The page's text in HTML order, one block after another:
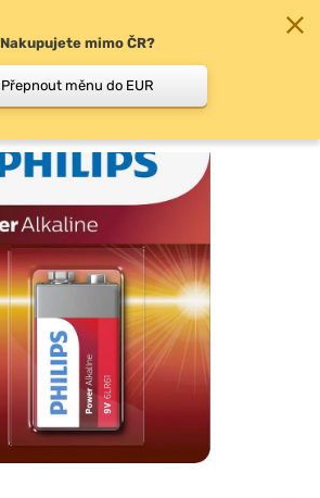
Nakupujete mimo ČR?
Přepnout měnu do EUR